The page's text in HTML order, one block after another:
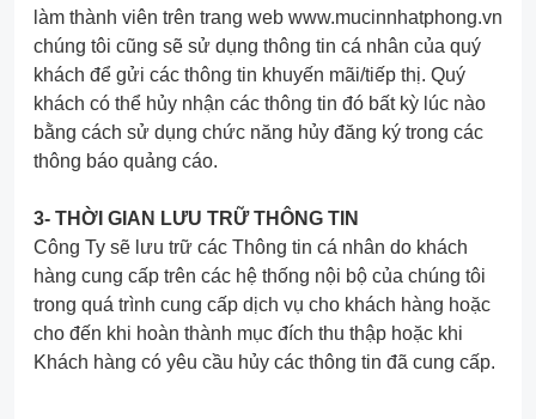
làm thành viên trên trang web www.mucinnhatphong.vn
chúng tôi cũng sẽ sử dụng thông tin cá nhân của quý
khách để gửi các thông tin khuyến mãi/tiếp thị. Quý
khách có thể hủy nhận các thông tin đó bất kỳ lúc nào
bằng cách sử dụng chức năng hủy đăng ký trong các
thông báo quảng cáo.
3- THỜI GIAN LƯU TRỮ THÔNG TIN
Công Ty sẽ lưu trữ các Thông tin cá nhân do khách
hàng cung cấp trên các hệ thống nội bộ của chúng tôi
trong quá trình cung cấp dịch vụ cho khách hàng hoặc
cho đến khi hoàn thành mục đích thu thập hoặc khi
Khách hàng có yêu cầu hủy các thông tin đã cung cấp.